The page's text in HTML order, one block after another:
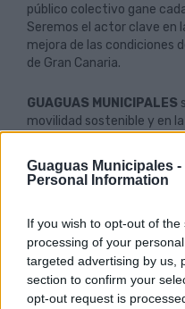
Guaguas Municipales -
Personal Information
If you wish to opt-out of
processing of your
targeted advertising by us,
section to confirm your
opt-out request is
público colectivo gane
Seremos el actor clave en
mejora de las condiciones
de Gran Canaria.
GUAGUAS MUNICIPALES
movilidad sostenible y en
Mantendremos nuestro
grupos de interés, a través
GUAGUAS MUNICIPALES
- En el área de gestión
periódicamente su
ofrece el mejor